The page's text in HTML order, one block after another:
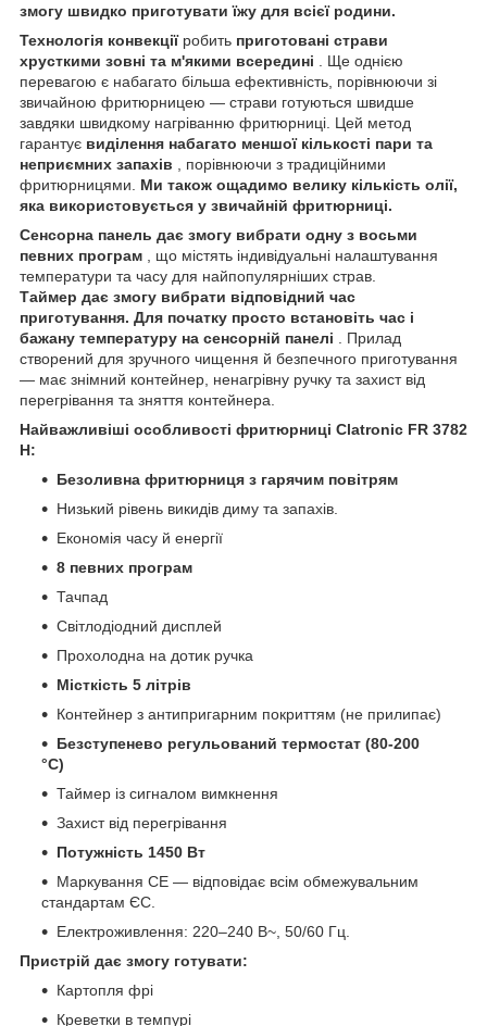
змогу швидко приготувати їжу для всієї родини.
Технологія конвекціїробить приготовані страви
хрусткими зовні та м'якими всередині . Ще однією
перевагою є набагато більша ефективність, порівнюючи зі
звичайною фритюрницею — страви готуються швидше
завдяки швидкому нагріванню фритюрниці. Цей метод
гарантує виділення набагато меншої кількості пари та
неприємних запахів , порівнюючи з традиційними
фритюрницями. Ми також ощадимо велику кількість олії,
яка використовується у звичайній фритюрниці.
Сенсорна панель дає змогу вибрати одну з восьми
певних програм , що містять індивідуальні налаштування
температури та часу для найпопулярніших страв.
Таймер дає змогу вибрати відповідний час
приготування. Для початку просто встановіть час і
бажану температуру на сенсорній панелі . Прилад
створений для зручного чищення й безпечного приготування
— має знімний контейнер, ненагрівну ручку та захист від
перегрівання та зняття контейнера.
Найважливіші особливості фритюрниці Clatronic FR 3782
H:
Безоливна фритюрниця з гарячим повітрям
Низький рівень викидів диму та запахів.
Економія часу й енергії
8 певних програм
Тачпад
Світлодіодний дисплей
Прохолодна на дотик ручка
Місткість 5 літрів
Контейнер з антипригарним покриттям (не прилипає)
Безступенево регульований термостат (80-200
°C)
Таймер із сигналом вимкнення
Захист від перегрівання
Потужність 1450 Вт
Маркування CE — відповідає всім обмежувальним
стандартам ЄС.
Електроживлення: 220–240 В~, 50/60 Гц.
Пристрій дає змогу готувати:
Картопля фрі
Креветки в темпурі